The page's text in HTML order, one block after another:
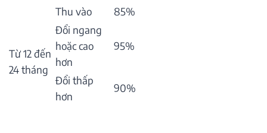
Từ 12 đến
24 tháng
Thu vào
85%
Đổi ngang
hoặc cao
hơn
95%
Đổi thấp
hơn
90%